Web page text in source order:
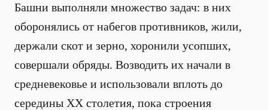
Башни выполняли множество задач: в них
оборонялись от набегов противников, жили,
держали скот и зерно, хоронили усопших,
совершали обряды. Возводить их начали в
средневековье и использовали вплоть до
середины XX столетия, пока строения